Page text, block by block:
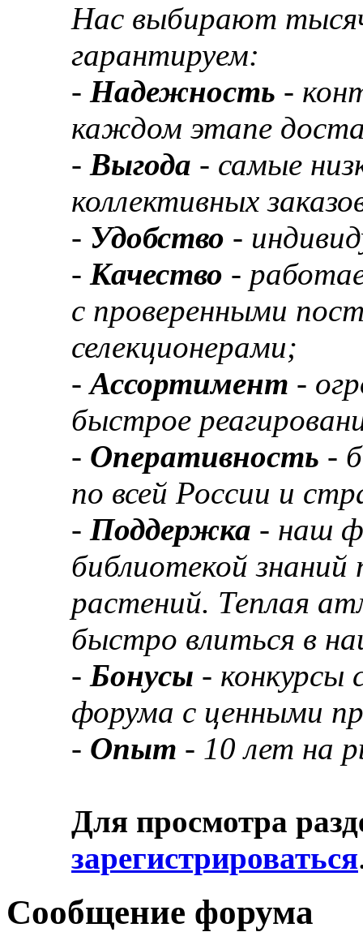
Нас выбирают
гарантируем:
- Надежность -
каждом этапе
- Выгода - самые
коллективных
- Удобство -
- Качество -
с проверенными
селекционерами;
-Ассортимент -
быстрое
- Оперативность -
по всей России и
- Поддержка - наш
библиотекой
растений. Теплая
быстро влиться в
- Бонусы - конкурсы
форума с ценными
- Опыт - 10 лет на
Для просмотра
зарегистрироваться
Сообщение форума